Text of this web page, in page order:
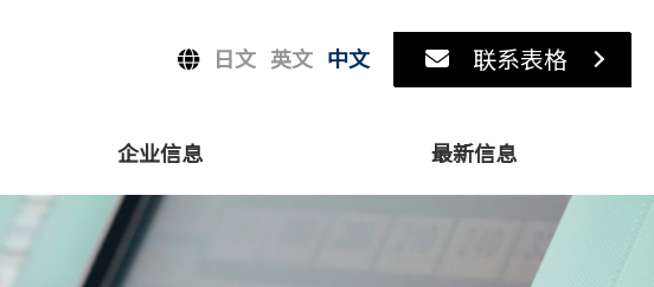
联系表格
日文 英文 中文
企业信息 最新信息